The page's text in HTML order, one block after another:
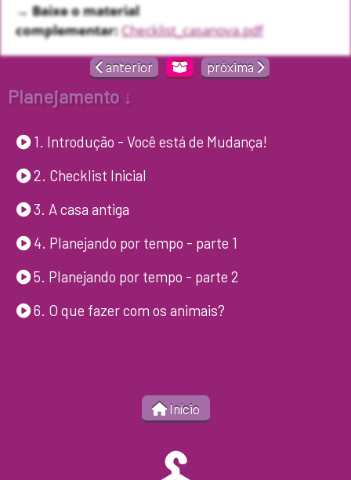
→ Baixe o material
complementar:Checklist_casanova.pdf
anterior próxima
Planejamento ↓
1. Introdução - Você está de Mudança!
2. Checklist Inicial
3. A casa antiga
4. Planejando por tempo - parte 1
5. Planejando por tempo - parte 2
6. O que fazer com os animais?
Início